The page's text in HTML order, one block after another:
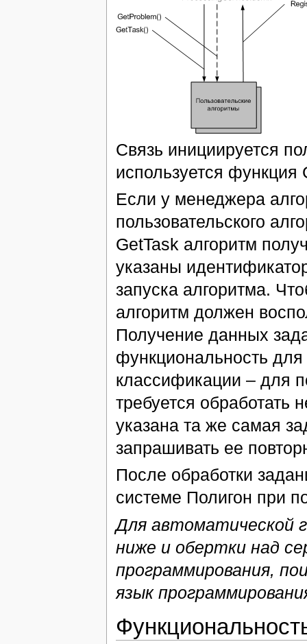
Связь инициируется
используется функция
Если у менеджера
пользовательского
GetTask алгоритм
указаны
запуска алгоритма.
алгоритм должен
Получение данных
функциональность
классификации – для
требуется обработать
указана та же самая
запрашивать ее
После обработки
системе Полигон при
Для автоматической
ниже и обертки над
программирования,
язык